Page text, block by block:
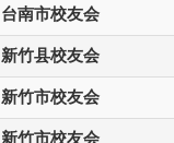
台南市校友会
新竹县校友会
新竹市校友会
新竹市校友会